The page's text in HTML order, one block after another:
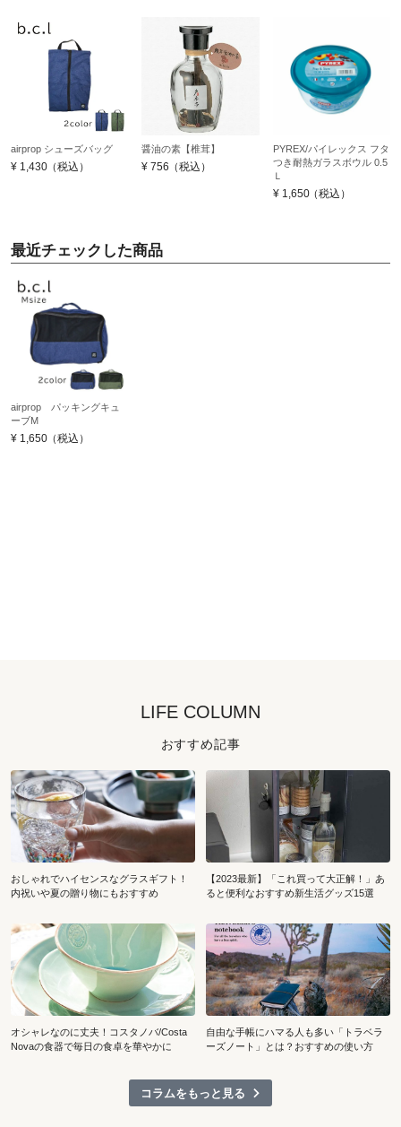
airprop シューズバッグ
¥ 1,430（税込）
醤油の素【椎茸】
¥ 756 （税込）
PYREX/パイレックス フタ
つき耐熱ガラスボウル 0.5
Ｌ
¥ 1,650（税込）
最近チェックした商品
airprop パッキングキュ
ーブM
¥ 1,650（税込）
LIFE COLUMN
おすすめ記事
おしゃれでハイセンスなグラスギフト！
内祝いや夏の贈り物にもおすすめ
【2023最新】「これ買って大正解！」あ
ると便利なおすすめ新生活グッズ15選
オシャレなのに丈夫！コスタノバ/Costa
Novaの食器で毎日の食卓を華やかに
自由な手帳にハマる人も多い「トラベラ
ーズノート」とは？おすすめの使い方
コラムをもっと見る